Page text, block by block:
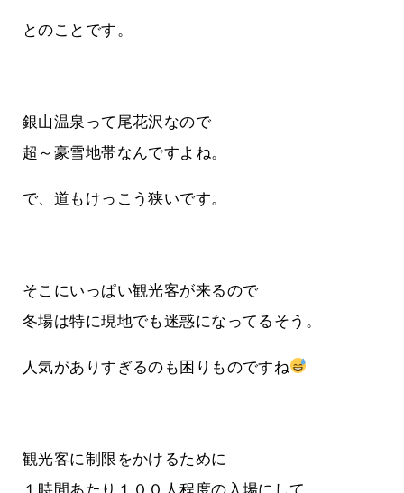
とのことです。
銀山温泉って尾花沢なので
超～豪雪地帯なんですよね。
で、道もけっこう狭いです。
そこにいっぱい観光客が来るので
冬場は特に現地でも迷惑になってるそう。
人気がありすぎるのも困りものですね
観光客に制限をかけるために